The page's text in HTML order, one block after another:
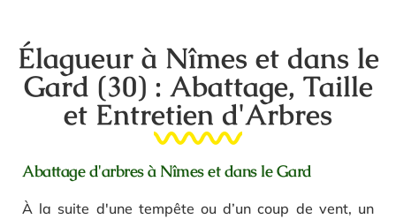
Élagueur à Nîmes et dans le
Gard (30) : Abattage, Taille
et Entretien d'Arbres
Abattage d'arbres à Nîmes et dans le Gard
À la suite d'une tempête ou d’un coup de vent, un